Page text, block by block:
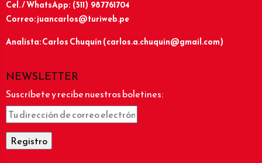
Cel. / WhatsApp: (511) 987761704
Correo: juancarlos@turiweb.pe
Analista: Carlos Chuquín (carlos.a.chuquin@gmail.com)
NEWSLETTER
Suscríbete y recibe nuestros boletines: